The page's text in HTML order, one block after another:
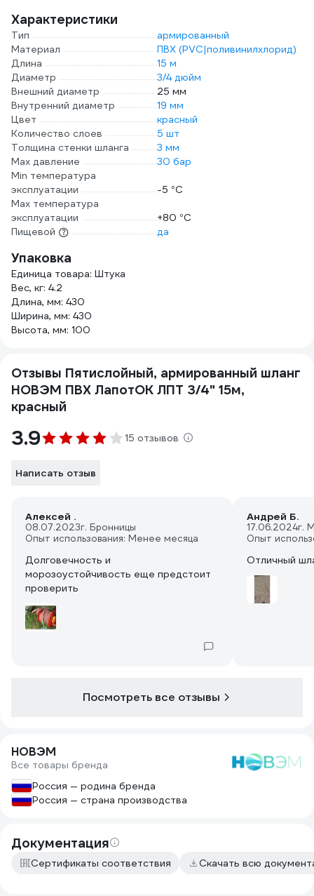
Характеристики
Тип
армированный
Материал
ПВХ (PVC|поливинилхлорид)
Длина
15 м
Диаметр
3/4 дюйм
Внешний диаметр
25 мм
Внутренний диаметр
19 мм
Цвет
красный
Количество слоев
5 шт
Толщина стенки шланга
3 мм
Max давление
30 бар
Min температура
эксплуатации
-5 °С
Мах температура
эксплуатации
+80 °С
Пищевой
да
Упаковка
Единица товара: Штука
Вес, кг: 4.2
Длина, мм: 430
Ширина, мм: 430
Высота, мм: 100
Отзывы Пятислойный, армированный шланг
НОВЭМ ПВХ ЛапотОК ЛПТ 3/4" 15м,
красный
3.9 15 отзывов
Написать отзыв
Алексей .
08.07.2023г. Бронницы
Опыт использования: Менее месяца
Долговечность и
морозоустойчивость еще предстоит
проверить
Андрей Б.
17.06.2024г.
Опыт
Отличный
Посмотреть все отзывы
НОВЭМ
Все товары бренда
Россия — родина бренда
Россия — страна производства
Документация
Сертификаты соответствия Скачать всю